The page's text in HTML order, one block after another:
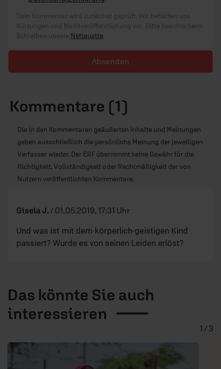
Dein Kommentar wird zunächst geprüft. Wir behalten uns
Kürzungen und Nichtveröffentlichung vor. Bitte beachte beim
Schreiben unsere Netiquette.
Absenden
Kommentare (1)
Die in den Kommentaren geäußerten Inhalte und Meinungen
geben ausschließlich die persönliche Meinung der jeweiligen
Verfasser wieder. Der ERF übernimmt keine Gewähr für die
Richtigkeit, Vollständigkeit oder Rechtmäßigkeit der von
Nutzern veröffentlichten Kommentare.
Gisela J. / 01.05.2019, 17:31 Uhr
Und was ist mit dem körperlich-geistigen Kind
passiert? Wurde es von seinen Leiden erlöst?
Das könnte Sie auch
interessieren
1 / 3